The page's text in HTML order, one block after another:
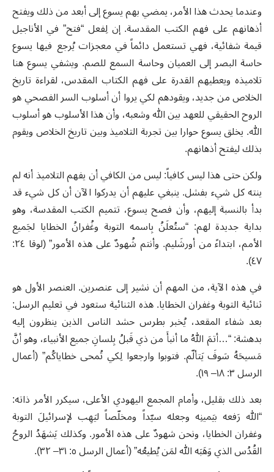
وعندما يحدث هذا الأمر، يمضي بهم يسوع إلى أبعد من ذلك ويفتح
أذهانهم على فهم الكتب المقدسة. إن لِفعل “فتح” في الأناجيل
قيمة شفائية، فهي تستعمل دائماً في معجزات يُرجع فيها يسوع
حاسة البصر إلى العميان وحاسة السمع للصم. ويشفي يسوع هنا
تلاميذه ويعطيهم القدرة على فهم الكتاب المقدس، لقراءة تاريخ
الخلاص من جديد، ويقودهم لكي يروا أن أسلوب السر الفصحي هو
الروح الحقيقي للعهد بين الله وشعبه، وأن هذا الأسلوب هو أسلوب
الله. يخلق يسوع حوارا بين تجربة التلاميذ وبين تاريخ الخلاص ويقوم
بذلك ليفتح أذهانهم.
ولكن حتى هذا ليس كافياً: ليس من الكافي أن يفهم التلاميذ أنه لم
ينته كل شيء بفشل. ينبغي عليهم أن يدركوا الآن أن كل شيء قد
بدأ بالنسبة إليهم، وأن فصح يسوع، تتميم الكتب المقدسة، وهو
بداية جديدة لهم: “ستُعلَنُ بِاسمه التوبة وغُفرانُ الخطايا لجَميع
الأمم، ابتداءً من أورشَليم. وأنتم شُهودٌ على هذه الأمور” (لوقا ٢٤:
٤٧).
في هذه الآية، من المهم أن نشير إلى عنصرين. العنصر الأول هو
ثنائية التوبة وغفران الخطايا. هذه الثنائية ستعود في تعليم الرسل:
بعد شفاء المقعد، يُخبر بطرس حشد الناس الذين ينظرون إليه
بدهشة: “…أتمَ اللهُ ما أنبأَ من ذي قَبلُ بِلسانِ جميع الأنبياء، وهو أنَّ
مَسيحَهُ سَوفَ يَتألّم. فتوبوا وارجعوا لِكي تُمحى خطاياكُم” (أعمال
الرسل ٣: ١٨– ١٩).
بعد ذلك بقليل، وأمام المجمع اليهودي الأعلى، سيكرر الأمر ذاته:
“الله رَفعه بيَمينِه وجعله سيّداً ومخلّصاً ليَهِب لإسرائيلَ التوبة
وغفران الخطايا، ونحن شهودٌ على هذه الأمور. وكذلك يَشهَدُ الروحُ
القُدُس الذي وَهَبَه الله لمَن يُطيعُه” (أعمال الرسل ٥: ٣١– ٣٢).